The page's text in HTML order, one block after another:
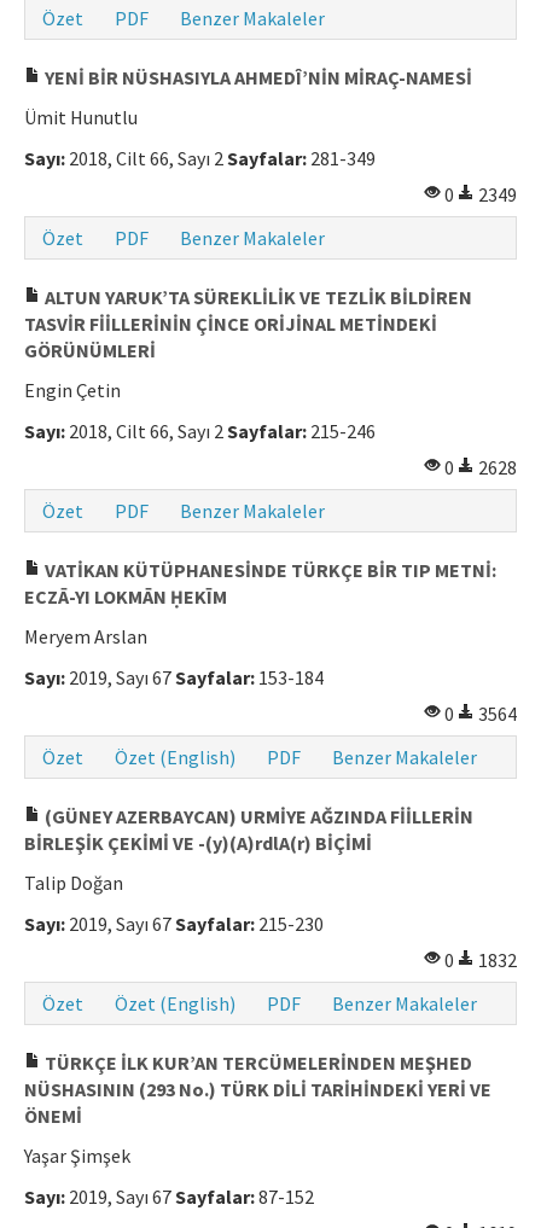
Özet
PDF Benzer Makaleler
YENİ BİR NÜSHASIYLA AHMEDÎ’NİN MİRAÇ-NAMESİ
Ümit Hunutlu
Sayı: 2018, Cilt 66, Sayı 2Sayfalar: 281-349
0
2349
Özet
PDF Benzer Makaleler
ALTUN YARUK’TA SÜREKLİLİK VE TEZLİK BİLDİREN
TASVİR FİİLLERİNİN ÇİNCE ORİJİNAL METİNDEKİ
GÖRÜNÜMLERİ
Engin Çetin
Sayı: 2018, Cilt 66, Sayı 2Sayfalar: 215-246
0
2628
Özet
PDF Benzer Makaleler
VATİKAN KÜTÜPHANESİNDE TÜRKÇE BİR TIP METNİ:
ECZĀ-YI LOKMĀN ḤEKĪM
Meryem Arslan
Sayı: 2019, Sayı 67Sayfalar: 153-184
0
3564
Özet
Özet (English) PDF Benzer Makaleler
(GÜNEY AZERBAYCAN) URMİYE AĞZINDA FİİLLERİN
BİRLEŞİK ÇEKİMİ VE -(y)(A)rdlA(r) BİÇİMİ
Talip Doğan
Sayı: 2019, Sayı 67Sayfalar: 215-230
0
1832
Özet
Özet (English) PDF Benzer Makaleler
TÜRKÇE İLK KUR’AN TERCÜMELERİNDEN MEŞHED
NÜSHASININ (293 No.) TÜRK DİLİ TARİHİNDEKİ YERİ VE
ÖNEMİ
Yaşar Şimşek
Sayı: 2019, Sayı 67Sayfalar:87-152